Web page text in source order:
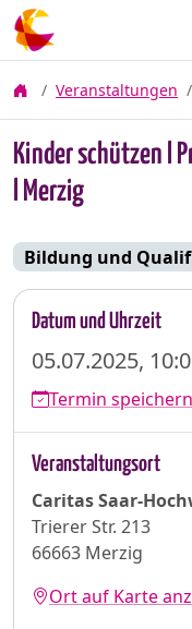
Veranstaltungen
Kinder schützen l
l Merzig
Bildung und
Datum und Uhrzeit
05.07.2025,
Termin speichern
Veranstaltungsort
Caritas Saar-
Trierer Str. 213
66663 Merzig
Ort auf Karte